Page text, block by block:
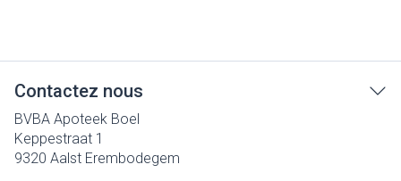
Contactez nous
BVBA Apoteek Boel
Keppestraat 1
9320 Aalst Erembodegem